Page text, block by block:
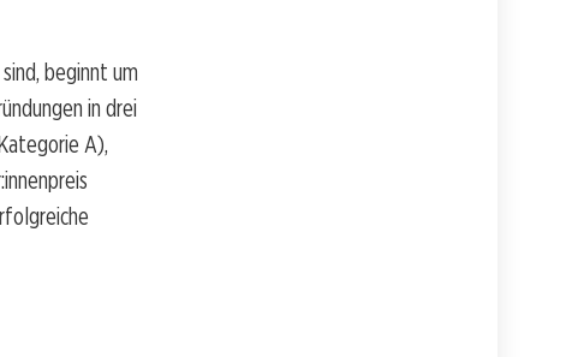
beginnt um
in drei
A),